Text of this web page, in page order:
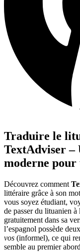
Traduire le
TextAdviser –
moderne
Découvrez comment
littéraire grâce à son
vous soyez étudiant,
de passer du lituanien à
gratuitement dans sa
l’espagnol possède
vos (informel), ce qui
semble au premier